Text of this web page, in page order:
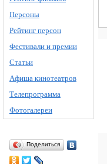
Персоны
Рейтинг персон
Фестивали и премии
Статьи
Афиша кинотеатров
Телепрограмма
Фотогалереи
Поделиться